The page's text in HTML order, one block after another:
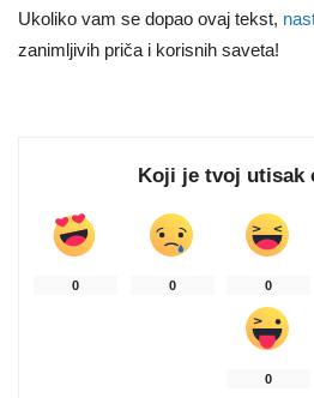
Ukoliko vam se dopao ovaj tekst,
zanimljivih priča i korisnih saveta!
Koji je tvoj utisak
0 0 0
0